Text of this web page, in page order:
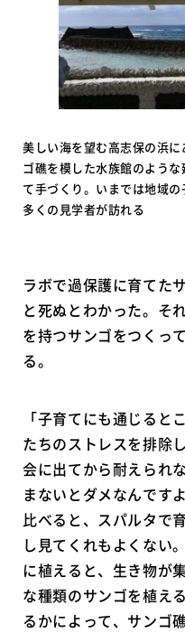
美しい海を望む高志保の浜
ゴ礁を模した水族館のよう
て手づくり。いまでは地域の
多くの見学者が訪れる
ラボで過保護に育てた
と死ぬとわかった。そ
を持つサンゴをつくっ
る。
「子育てにも通じると
たちのストレスを排除
会に出てから耐えられ
まないとダメなんです
比べると、スパルタで
し見てくれもよくない
に植えると、生き物が
な種類のサンゴを植え
るかによって、サンゴ